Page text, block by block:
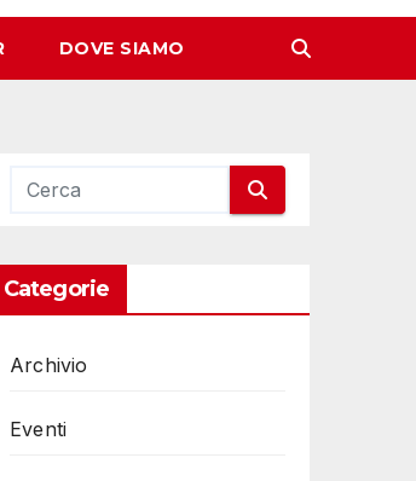
DOVE SIAMO
Categorie
Archivio
Eventi